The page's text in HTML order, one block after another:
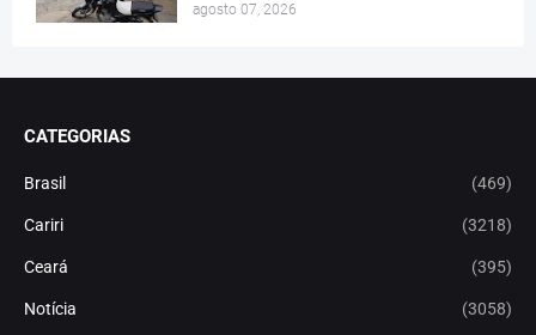
agosto 07, 2026
CATEGORIAS
Brasil (469)
Cariri (3218)
Ceará (395)
Notícia (3058)